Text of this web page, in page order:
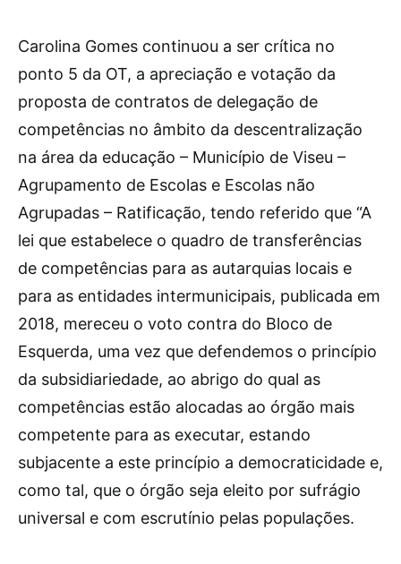
Carolina Gomes continuou a ser crítica no
ponto 5 da OT, a apreciação e votação da
proposta de contratos de delegação de
competências no âmbito da descentralização
na área da educação – Município de Viseu –
Agrupamento de Escolas e Escolas não
Agrupadas – Ratificação, tendo referido que “A
lei que estabelece o quadro de transferências
de competências para as autarquias locais e
para as entidades intermunicipais, publicada em
2018, mereceu o voto contra do Bloco de
Esquerda, uma vez que defendemos o princípio
da subsidiariedade, ao abrigo do qual as
competências estão alocadas ao órgão mais
competente para as executar, estando
subjacente a este princípio a democraticidade e,
como tal, que o órgão seja eleito por sufrágio
universal e com escrutínio pelas populações.